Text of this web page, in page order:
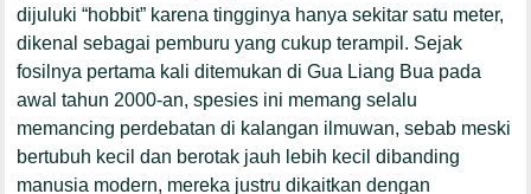
dijuluki “hobbit” karena tingginya hanya sekitar satu meter,
dikenal sebagai pemburu yang cukup terampil. Sejak
fosilnya pertama kali ditemukan di Gua Liang Bua pada
awal tahun 2000-an, spesies ini memang selalu
memancing perdebatan di kalangan ilmuwan, sebab meski
bertubuh kecil dan berotak jauh lebih kecil dibanding
manusia modern, mereka justru dikaitkan dengan